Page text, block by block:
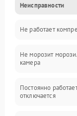
Механика
Электропитание
Дренаж
Неисправности
Не работает
Не морозит
камера
Постоянно
отключается